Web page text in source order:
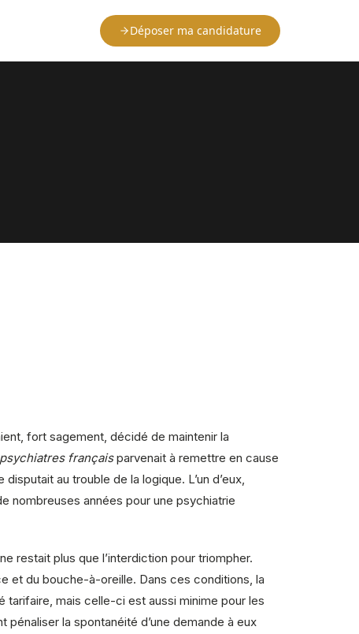
Déposer ma candidature
fort sagement, décidé de maintenir la
françaisparvenait à remettre en cause
au trouble de la logique. L’un d’eux,
nombreuses années pour une psychiatrie
restait plus que l’interdiction pour triompher.
et du bouche-à-oreille. Dans ces conditions, la
tarifaire, mais celle-ci est aussi minime pour les
la spontanéité d’une demande à eux